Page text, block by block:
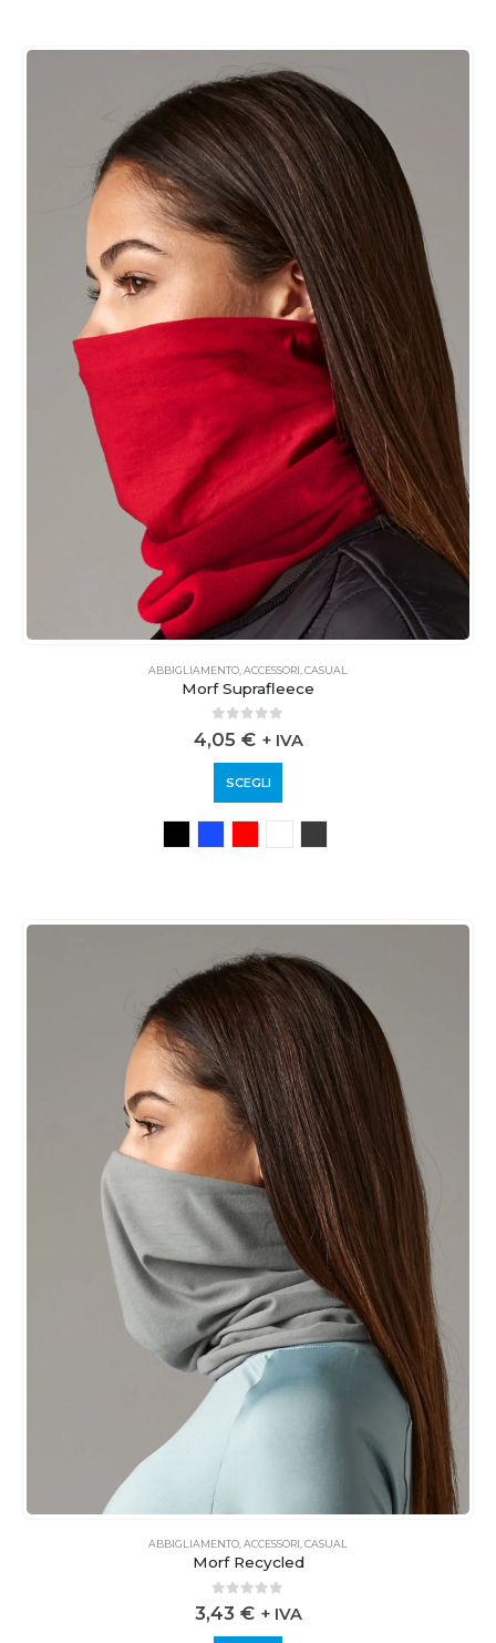
ABBIGLIAMENTO ACCESSORI CASUAL
Morf Suprafleece
0 out of 5
4,05 € + IVA
SCEGLI
ABBIGLIAMENTO,ACCESSORI ,CASUAL
Morf Recycled
0 out of 5
3,43 € + IVA